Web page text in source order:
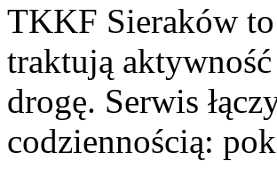
TKKF Sieraków
traktują
drogę. Serwis
codziennością: